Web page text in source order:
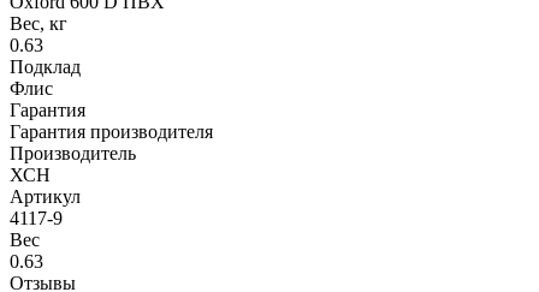
Вес, кг
0.63
Подклад
Флис
Гарантия
Гарантия производителя
Производитель
ХСН
Артикул
4117-9
Вес
0.63
Отзывы